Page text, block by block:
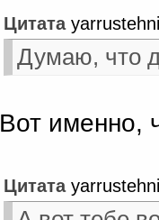
Цитата
Думаю, что
Вот именно,
Цитата